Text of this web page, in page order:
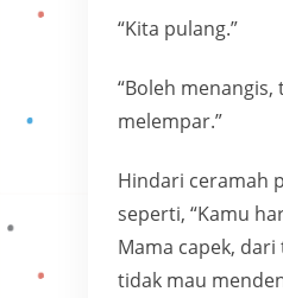
“Kita pulang.”
“Boleh menangis,
melempar.”
Hindari ceramah
seperti, “Kamu
Mama capek,
tidak mau